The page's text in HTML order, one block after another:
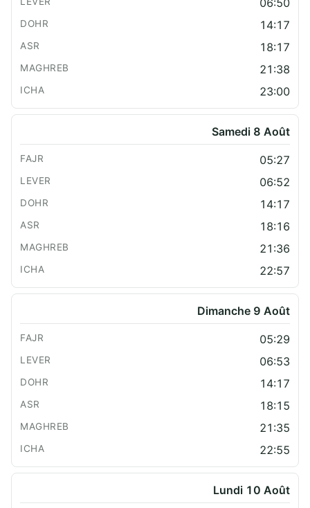
14:17
18:17
21:38
23:00
Samedi 8 Août
05:27
06:52
14:17
18:16
21:36
22:57
Dimanche 9 Août
05:29
06:53
14:17
18:15
21:35
22:55
Lundi 10 Août